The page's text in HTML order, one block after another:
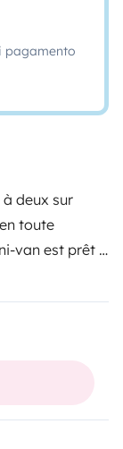
pagamento
à deux sur
toute
van est prêt à
!
à 2 personnes,
ou en solo, à
: En un